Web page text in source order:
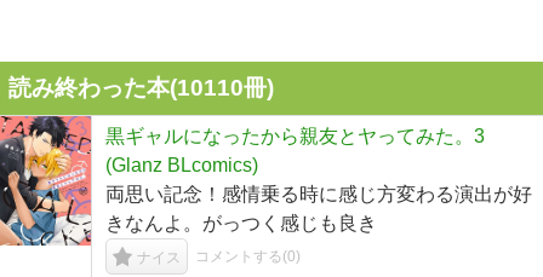
読み終わった本(10110冊)
黒ギャルになったから親友とヤってみた。3
(Glanz BLcomics)
両思い記念！感情乗る時に感じ方変わる演出が好
きなんよ。がっつく感じも良き
ナイス コメントする(0)